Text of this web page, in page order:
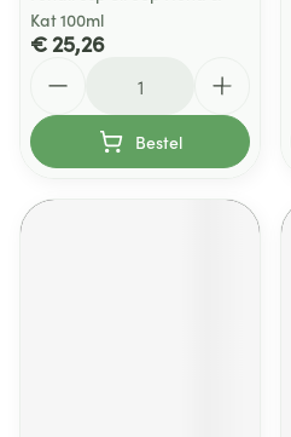
Kat 100ml
€ 25,26
Bestel